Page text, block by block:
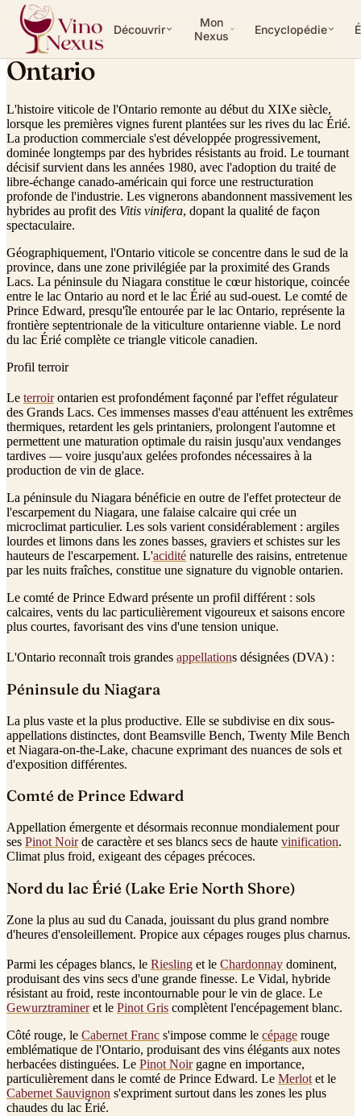
Découvrir
Mon
Nexus
Encyclopédie
ENCYCLOPÉDIE · RÉGION VITICOLE
Ontario
L'histoire viticole de l'Ontario remonte au début du XIXe siècle,
lorsque les premières vignes furent plantées sur les rives du lac Érié.
La production commerciale s'est développée progressivement,
dominée longtemps par des hybrides résistants au froid. Le tournant
décisif survient dans les années 1980, avec l'adoption du traité de
libre-échange canado-américain qui force une restructuration
profonde de l'industrie. Les vignerons abandonnent massivement les
hybrides au profit des Vitis vinifera, dopant la qualité de façon
spectaculaire.
Géographiquement, l'Ontario viticole se concentre dans le sud de la
province, dans une zone privilégiée par la proximité des Grands
Lacs. La péninsule du Niagara constitue le cœur historique, coincée
entre le lac Ontario au nord et le lac Érié au sud-ouest. Le comté de
Prince Edward, presqu'île entourée par le lac Ontario, représente la
frontière septentrionale de la viticulture ontarienne viable. Le nord
du lac Érié complète ce triangle viticole canadien.
Profil terroir
Le terroirontarien est profondément façonné par l'effet régulateur
des Grands Lacs. Ces immenses masses d'eau atténuent les extrêmes
thermiques, retardent les gels printaniers, prolongent l'automne et
permettent une maturation optimale du raisin jusqu'aux vendanges
tardives — voire jusqu'aux gelées profondes nécessaires à la
production de vin de glace.
La péninsule du Niagara bénéficie en outre de l'effet protecteur de
l'escarpement du Niagara, une falaise calcaire qui crée un
microclimat particulier. Les sols varient considérablement : argiles
lourdes et limons dans les zones basses, graviers et schistes sur les
hauteurs de l'escarpement. L'acidité naturelle des raisins, entretenue
par les nuits fraîches, constitue une signature du vignoble ontarien.
Le comté de Prince Edward présente un profil différent : sols
calcaires, vents du lac particulièrement vigoureux et saisons encore
plus courtes, favorisant des vins d'une tension unique.
L'Ontario reconnaît trois grandes appellations désignées (DVA) :
Péninsule du Niagara
La plus vaste et la plus productive. Elle se subdivise en dix sous-
appellations distinctes, dont Beamsville Bench, Twenty Mile Bench
et Niagara-on-the-Lake, chacune exprimant des nuances de sols et
d'exposition différentes.
Comté de Prince Edward
Appellation émergente et désormais reconnue mondialement pour
ses Pinot Noirde caractère et ses blancs secs de haute vinification.
Climat plus froid, exigeant des cépages précoces.
Nord du lac Érié (Lake Erie North Shore)
Zone la plus au sud du Canada, jouissant du plus grand nombre
d'heures d'ensoleillement. Propice aux cépages rouges plus charnus.
Parmi les cépages blancs, le Riesling et le Chardonnay dominent,
produisant des vins secs d'une grande finesse. Le Vidal, hybride
résistant au froid, reste incontournable pour le vin de glace. Le
Gewurztramineret le Pinot Gris complètent l'encépagement blanc.
Côté rouge, le Cabernet Franc s'impose comme le cépage rouge
emblématique de l'Ontario, produisant des vins élégants aux notes
herbacées distinguées. Le Pinot Noirgagne en importance,
particulièrement dans le comté de Prince Edward. Le Merlotet le
Cabernet Sauvignon s'expriment surtout dans les zones les plus
chaudes du lac Érié.